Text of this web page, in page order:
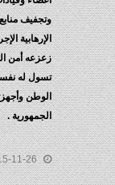
وتجفيف
الإرهابية
زعزعه أمن
تسول له
الوطن
الجمهورية .
11-26